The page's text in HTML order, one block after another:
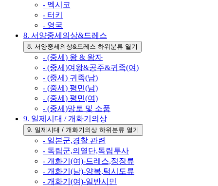
- 멕시코
- 터키
- 영국
8. 서양중세의상&드레스
8. 서양중세의상&드레스 하위분류 열기
- (중세) 왕 & 왕자
- (중세)여왕&공주&귀족(여)
- (중세) 귀족(남)
- (중세) 평민(남)
- (중세) 평민(여)
- (중세)망토 및 소품
9. 일제시대 / 개화기의상
9. 일제시대 / 개화기의상 하위분류 열기
- 일본군,경찰 관련
- 독립군,의열단,독립투사
- 개화기(여)-드레스,정장류
- 개화기(남)-양복,턱시도류
- 개화기(여)-일반시민